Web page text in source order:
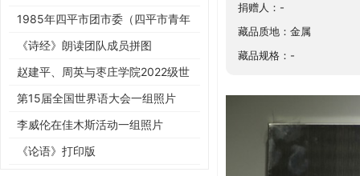
立大会请柬
1985年四平市团市委（四平市青年
世协筹）请柬
《诗经》朗读团队成员拼图
赵建平、周英与枣庄学院2022级世
界语班同学合影留念
第15届全国世界语大会一组照片
李威伦在佳木斯活动一组照片
《论语》打印版
捐赠人：-
藏品质地：金属
藏品规格：-